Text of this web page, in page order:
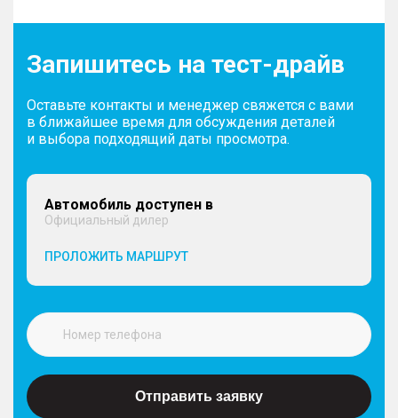
Запишитесь на тест-драйв
Оставьте контакты и менеджер свяжется с вами
в ближайшее время для обсуждения деталей
и выбора подходящий даты просмотра.
Автомобиль доступен в
Официальный дилер
ПРОЛОЖИТЬ МАРШРУТ
Отправить заявку